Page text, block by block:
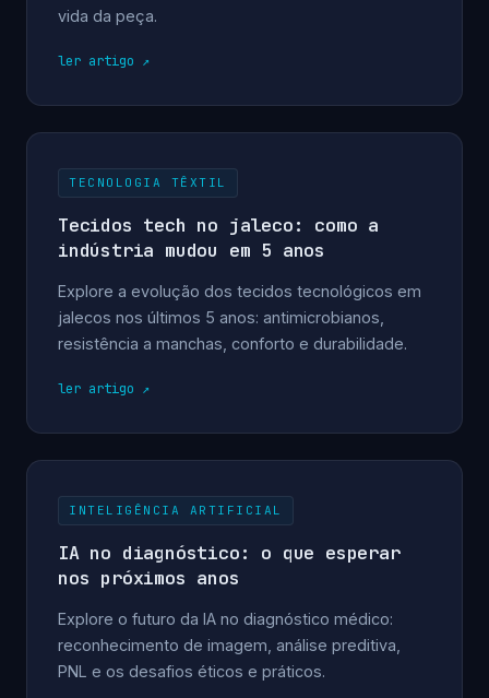
vida da peça.
ler artigo
TECNOLOGIA TÊXTIL
Tecidos tech no jaleco: como a
indústria mudou em 5 anos
Explore a evolução dos tecidos tecnológicos em
jalecos nos últimos 5 anos: antimicrobianos,
resistência a manchas, conforto e durabilidade.
ler artigo
INTELIGÊNCIA ARTIFICIAL
IA no diagnóstico: o que esperar
nos próximos anos
Explore o futuro da IA no diagnóstico médico:
reconhecimento de imagem, análise preditiva,
PNL e os desafios éticos e práticos.